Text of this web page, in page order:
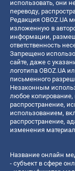
использовать, они
переводу,
Редакция OBOZ.UA
изложенную в
информации,
ответственность
Запрещено
сайте, даже с
логотипа OBOZ.UA
письменного
Незаконным
любое
распространение,
использованием,
распространение,
изменения
Название онлайн
- субъект в сфере